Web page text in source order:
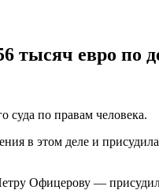
евро по
суда по правам человека.
в этом деле и
Офицерову —